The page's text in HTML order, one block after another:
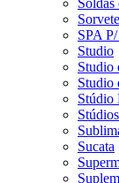
SPA
Studio
Studio
Studio
Stúdio
Sucata